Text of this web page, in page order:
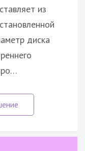
из
диска